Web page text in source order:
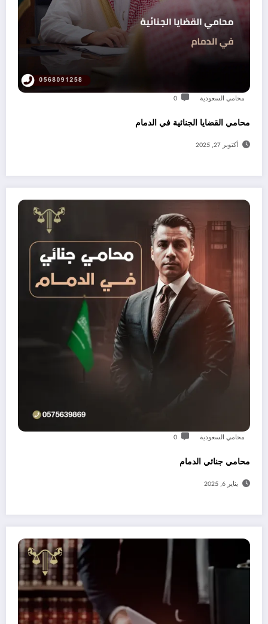
محامي السعودية 0
محامي القضايا الجنائية في الدمام
أكتوبر 27, 2025
محامي السعودية 0
محامي جنائي الدمام
يناير 6, 2025